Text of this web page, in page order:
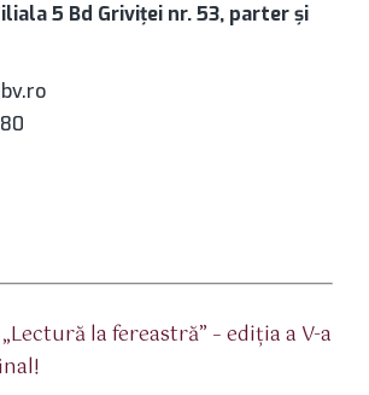
5 Bd Griviţei nr. 53, parter şi
la fereastră” – ediția a V-a